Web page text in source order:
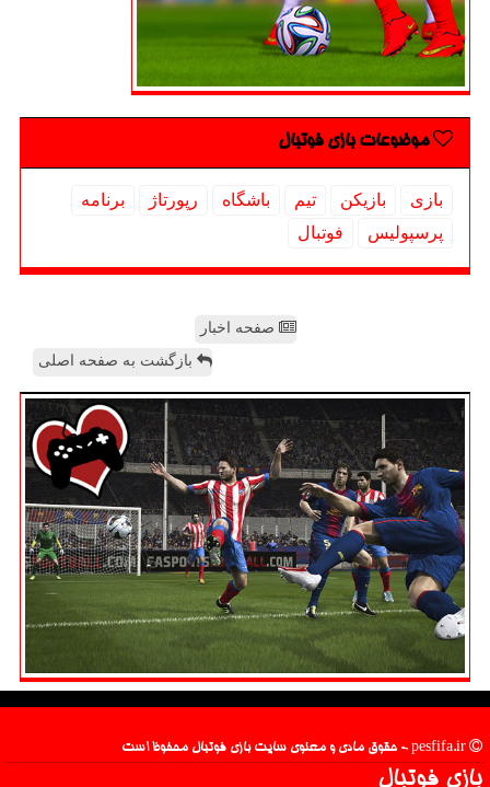
موضوعات بازی فوتبال
بازی بازیكن تیم باشگاه رپورتاژ
برنامه
پرسپولیس
فوتبال
صفحه اخبار
بازگشت به صفحه اصلی
بازی فوتبال